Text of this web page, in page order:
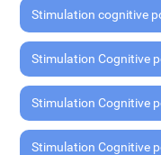
Stimulation cognitive
Stimulation Cognitive
Stimulation Cognitive
Stimulation Cognitive